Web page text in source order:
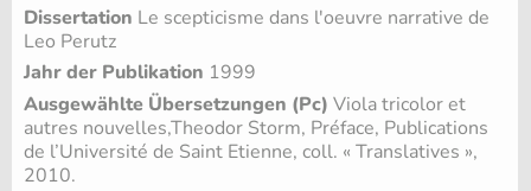
Dissertation Le scepticisme dans l'oeuvre narrative de
Leo Perutz
Jahr der Publikation 1999
Ausgewählte Übersetzungen (Pc) Viola tricolor et
autres nouvelles,Theodor Storm, Préface, Publications
de l’Université de Saint Etienne, coll. « Translatives »,
2010.